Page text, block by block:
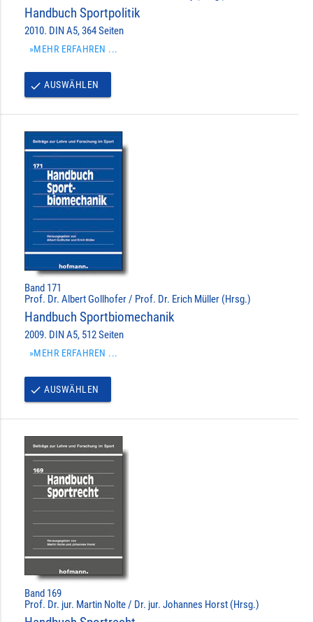
Handbuch Sportpolitik
2010. DIN A5, 364 Seiten
»MEHR ERFAHREN ...
done AUSWÄHLEN
Band 171
Prof. Dr. Albert Gollhofer / Prof. Dr. Erich Müller (Hrsg.)
Handbuch Sportbiomechanik
2009. DIN A5, 512 Seiten
»MEHR ERFAHREN ...
done AUSWÄHLEN
Band 169
Prof. Dr. jur. Martin Nolte / Dr. jur. Johannes Horst (Hrsg.)